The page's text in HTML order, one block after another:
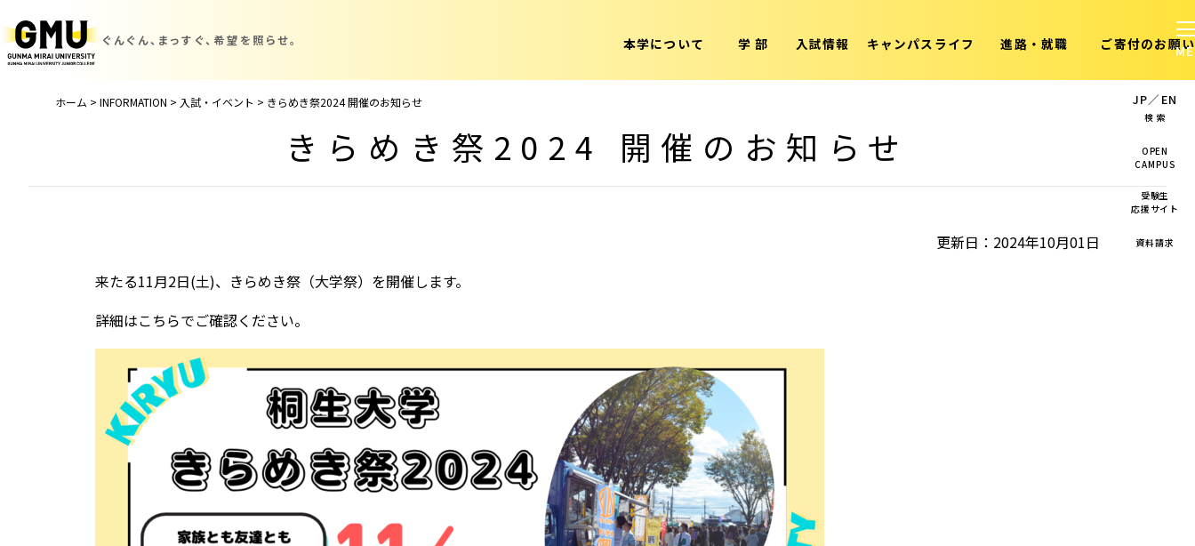
ぐんぐん、まっすぐ、 希望を照らせ。 本学について 学 部 入試情報 キャンパスライフ 進路・就職 ご寄付のお願い
ホーム > INFORMATION > 入試・イベント > きらめき祭2024 開催のお知らせ
きらめき祭2024 開催のお知らせ
更新日：2024年10月01日
来たる11⽉2⽇(⼟)、きらめき祭（大学祭）を開催します。
詳細はこちらでご確認ください。
JP／EN
検 索
OPEN
CAMPUS
受験生
応援サイト
資料請求